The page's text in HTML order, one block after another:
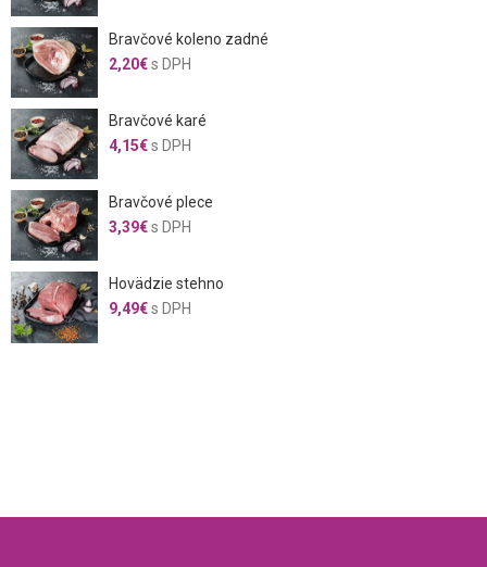
Bravčové koleno zadné
2,20€s DPH
Bravčové karé
4,15€s DPH
Bravčové plece
3,39€s DPH
Hovädzie stehno
9,49€s DPH